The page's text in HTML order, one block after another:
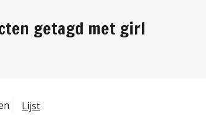
getagd met girl
Lijst